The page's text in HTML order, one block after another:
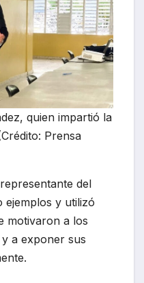
quien impartió la
Prensa
del
ejemplos y utilizó
motivaron a los
a exponer sus